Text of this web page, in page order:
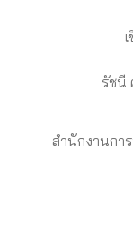
รัชนี
สำนักงานกา